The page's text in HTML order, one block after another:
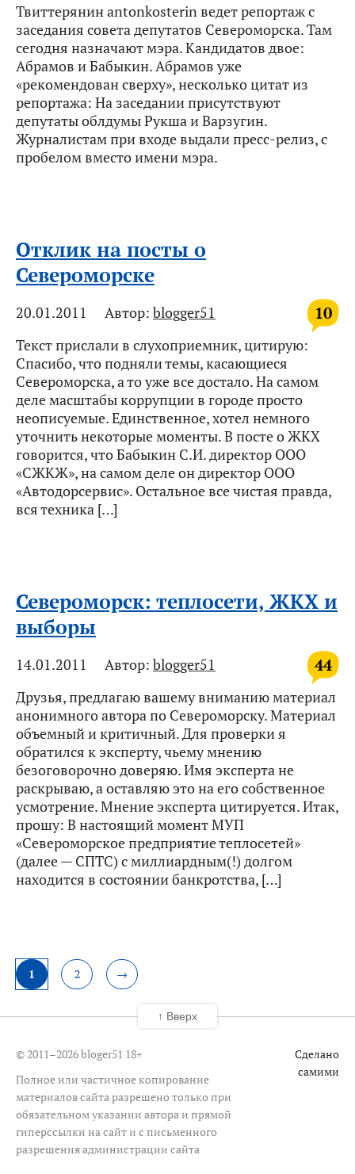
Твиттерянин antonkosterin ведет репортаж с
заседания совета депутатов Североморска. Там
сегодня назначают мэра. Кандидатов двое:
Абрамов и Бабыкин. Абрамов уже
«рекомендован сверху», несколько цитат из
репортажа: На заседании присутствуют
депутаты облдумы Рукша и Варзугин.
Журналистам при входе выдали пресс-релиз, с
пробелом вместо имени мэра.
Отклик на посты о
Североморске
10
20.01.2011 Автор: blogger51
Текст прислали в слухоприемник, цитирую:
Спасибо, что подняли темы, касающиеся
Североморска, а то уже все достало. На самом
деле масштабы коррупции в городе просто
неописуемые. Единственное, хотел немного
уточнить некоторые моменты. В посте о ЖКХ
говорится, что Бабыкин С.И. директор ООО
«СЖКЖ», на самом деле он директор ООО
«Автодорсервис». Остальное все чистая правда,
вся техника […]
Североморск: теплосети, ЖКХ и
выборы
44
14.01.2011 Автор: blogger51
Друзья, предлагаю вашему вниманию материал
анонимного автора по Североморску. Материал
объемный и критичный. Для проверки я
обратился к эксперту, чьему мнению
безоговорочно доверяю. Имя эксперта не
раскрываю, а оставляю это на его собственное
усмотрение. Мнение эксперта цитируется. Итак,
прошу: В настоящий момент МУП
«Североморское предприятие теплосетей»
(далее — СПТС) с миллиардным(!) долгом
находится в состоянии банкротства, […]
1 2 →
© 2011–2026 bloger51 18+
Полное или частичное копирование
материалов сайта разрешено только при
обязательном указании автора и прямой
гиперссылки на сайт и с письменного
разрешения администрации сайта
Сделано
самими
↑ Вверх